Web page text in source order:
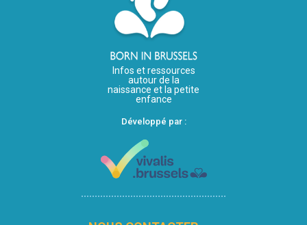
Infos et ressources
autour de la
naissance et la petite
enfance
Développé par :